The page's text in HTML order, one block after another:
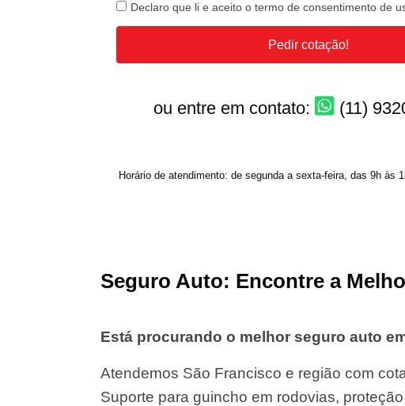
Declaro que li e aceito o termo de consentimento de
Pedir cotação!
ou entre em contato: (11)
Horário de atendimento: de segunda a sexta-feira, das 9h às
Seguro Auto: Encontre a
Está procurando o melhor seguro auto
Atendemos São Francisco e região com
Suporte para guincho em rodovias,